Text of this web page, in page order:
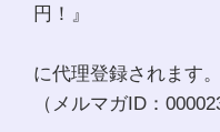
円！』
に代理登録されます。
（メルマガID：